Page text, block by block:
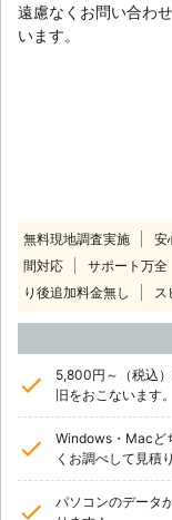
遠慮なくお問い合わ
います。
無料現地調査実施 安
間対応
サポート万全
り後追加料金無し
5,800円～（税込
旧をおこないます。
Windows・Macど
くお調べして見積
パソコンのデータ